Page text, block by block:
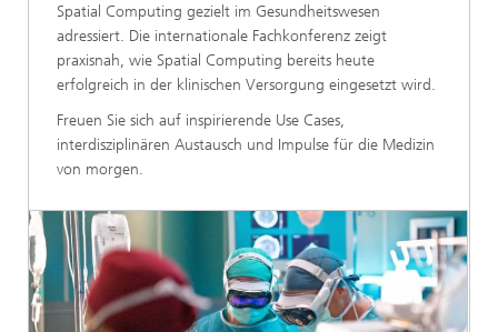
Spatial Computing gezielt im Gesundheitswesen
adressiert. Die internationale Fachkonferenz zeigt
praxisnah, wie Spatial Computing bereits heute
erfolgreich in der klinischen Versorgung eingesetzt wird.
Freuen Sie sich auf inspirierende Use Cases,
interdisziplinären Austausch und Impulse für die Medizin
von morgen.